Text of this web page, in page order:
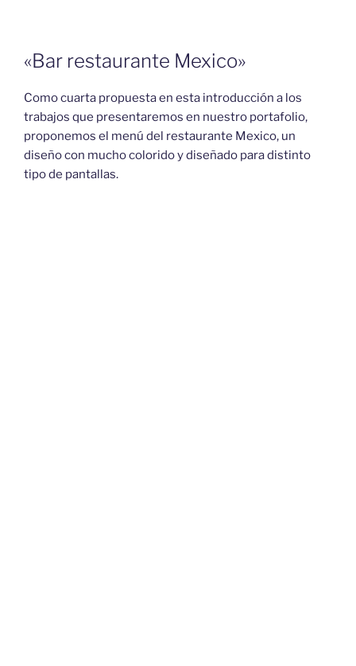
«Bar restaurante Mexico»
Como cuarta propuesta en esta introducción a los
trabajos que presentaremos en nuestro portafolio,
proponemos el menú del restaurante Mexico, un
diseño con mucho colorido y diseñado para distinto
tipo de pantallas.